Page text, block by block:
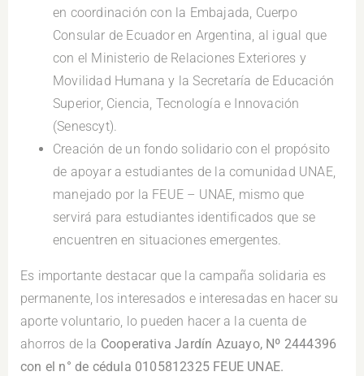
en coordinación con la Embajada, Cuerpo
Consular de Ecuador en Argentina, al igual que
con el Ministerio de Relaciones Exteriores y
Movilidad Humana y la Secretaría de Educación
Superior, Ciencia, Tecnología e Innovación
(Senescyt).
Creación de un fondo solidario con el propósito
de apoyar a estudiantes de la comunidad UNAE,
manejado por la FEUE – UNAE, mismo que
servirá para estudiantes identificados que se
encuentren en situaciones emergentes.
Es importante destacar que la campaña solidaria es
permanente, los interesados e interesadas en hacer su
aporte voluntario, lo pueden hacer a la cuenta de
ahorros de la Cooperativa Jardín Azuayo, Nº 2444396
con el n° de cédula 0105812325 FEUE UNAE.